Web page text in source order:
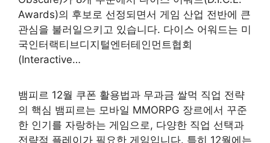
Awards)의 후보로 선정되면서 게임 산업 전반에 큰
관심을 불러일으키고 있습니다. 다이스 어워드는 미
국인터랙티브디지털엔터테인먼트협회
(Interactive…
뱀피르 12월 쿠폰 활용법과 무과금 쌀먹 직업 전략
의 핵심 뱀피르는 모바일 MMORPG 장르에서 꾸준
한 인기를 자랑하는 게임으로, 다양한 직업 선택과
전략적 플레이가 필요한 게임입니다. 특히 12월에는